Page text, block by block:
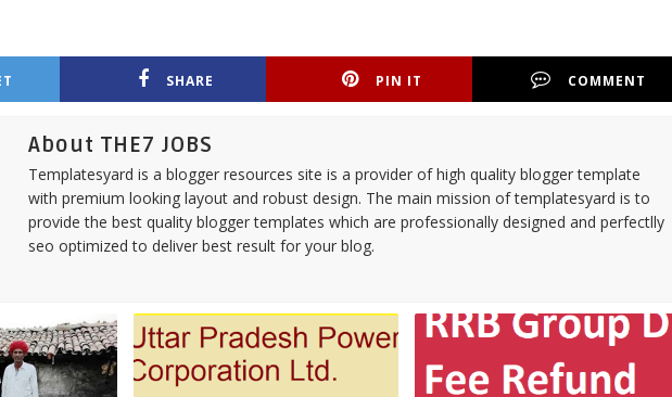
SHARE PIN IT COMMENT
About THE7 JOBS
Templatesyard is a blogger resources site is a provider of high quality blogger template
with premium looking layout and robust design. The main mission of templatesyard is to
provide the best quality blogger templates which are professionally designed and perfectlly
seo optimized to deliver best result for your blog.